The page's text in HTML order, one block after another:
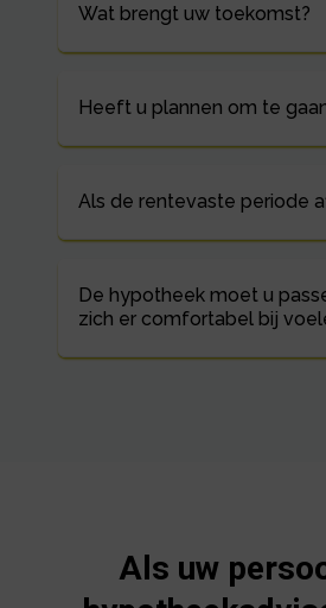
Wat brengt uw toekomst?
Heeft u plannen om te
Als de rentevaste periode
De hypotheek moet u
zich er comfortabel bij
Als uw